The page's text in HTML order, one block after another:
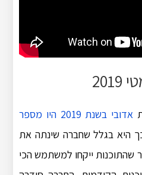
אדובי בשנת 2019 היו מספר
היא בגלל שחברה שינתה את
שהתוכנות ייקחו למשתמש הכי